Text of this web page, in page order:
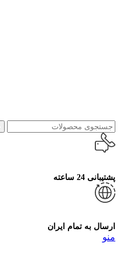
پشتیبانی 24 ساعته
ارسال به تمام ایران
منو